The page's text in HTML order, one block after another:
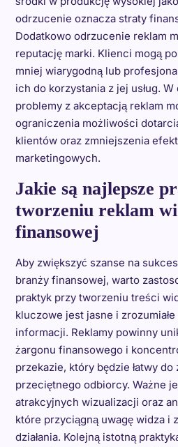
odrzucenie oznacza straty
Dodatkowo odrzucenie reklam
reputację marki. Klienci mogą
mniej wiarygodną lub
ich do korzystania z jej usług.
problemy z akceptacją reklam
ograniczenia możliwości
klientów oraz zmniejszenia
marketingowych.
Jakie są najlepsze
tworzeniu reklam
finansowej
Aby zwiększyć szanse na
branży finansowej, warto
praktyk przy tworzeniu treści
kluczowe jest jasne i
informacji. Reklamy powinny
żargonu finansowego i
przekazie, który będzie łatwy
przeciętnego odbiorcy. Ważne
atrakcyjnych wizualizacji oraz
które przyciągną uwagę widza i
działania. Kolejną istotną